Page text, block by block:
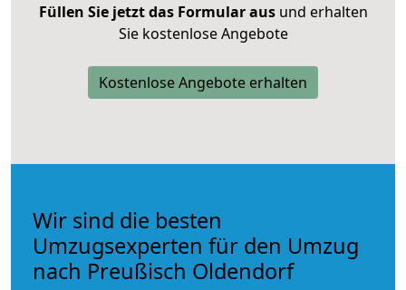
Füllen Sie jetzt das Formular ausund erhalten
Sie kostenlose Angebote
Kostenlose Angebote erhalten
Wir sind die besten
Umzugsexperten für den Umzug
nach Preußisch Oldendorf